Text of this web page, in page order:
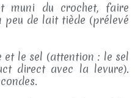
muni du crochet, faire
peu de lait tiède (prélevé
et le sel (attention : le sel
direct avec la levure).